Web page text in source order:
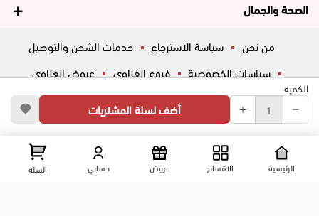
الكميه
أضف لسلة المشتريات
الصحة والجمال
من نحن سياسة الاسترجاع
خدمات الشحن والتوصيل
سياسات الخصوصية
فروع الغزاوي
عروض الغزاوي
المساعدة
ڤاليو أسئلة شائعة
شارع المكاتب, الزقازيق , الشرقية, مصر عرض علي الخريطه
الرئيسية الاقسام عروض حسابي السله